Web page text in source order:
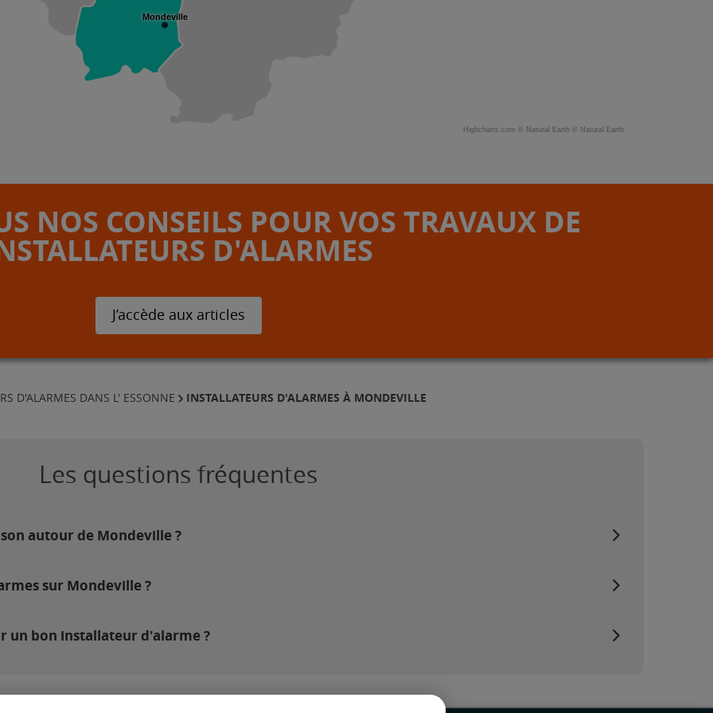
Mondeville
Highcharts.com © Natural Earth © Natural Earth
NOS CONSEILS POUR VOS TRAVAUX DE
D'ALARMES
J’accède aux articles
D'ALARMES DANS L' ESSONNE INSTALLATEURS D'ALARMES À MONDEVILLE
Les questions fréquentes
autour de Mondeville ?
sur Mondeville ?
un bon installateur d'alarme ?